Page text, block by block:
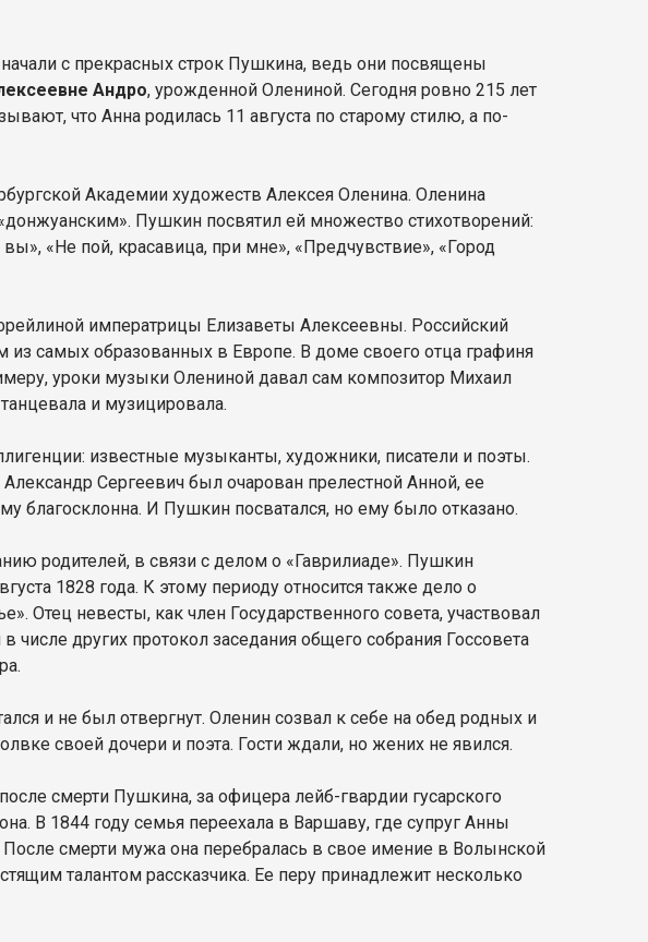
с прекрасных строк Пушкина, ведь они посвящены
Андро, урожденной Олениной. Сегодня ровно 215 лет
что Анна родилась 11 августа по старому стилю, а по-
Академии художеств Алексея Оленина. Оленина
Пушкин посвятил ей множество стихотворений:
«Не пой, красавица, при мне», «Предчувствие», «Город
императрицы Елизаветы Алексеевны. Российский
из самых образованных в Европе. В доме своего отца графиня
уроки музыки Олениной давал сам композитор Михаил
и музицировала.
известные музыканты, художники, писатели и поэты.
Сергеевич был очарован прелестной Анной, ее
благосклонна. И Пушкин посватался, но ему было отказано.
родителей, в связи с делом о «Гаврилиаде». Пушкин
1828 года. К этому периоду относится также дело о
Отец невесты, как член Государственного совета, участвовал
числе других протокол заседания общего собрания Госсовета
и не был отвергнут. Оленин созвал к себе на обед родных и
своей дочери и поэта. Гости ждали, но жених не явился.
смерти Пушкина, за офицера лейб-гвардии гусарского
В 1844 году семья переехала в Варшаву, где супруг Анны
смерти мужа она перебралась в свое имение в Волынской
талантом рассказчика. Ее перу принадлежит несколько